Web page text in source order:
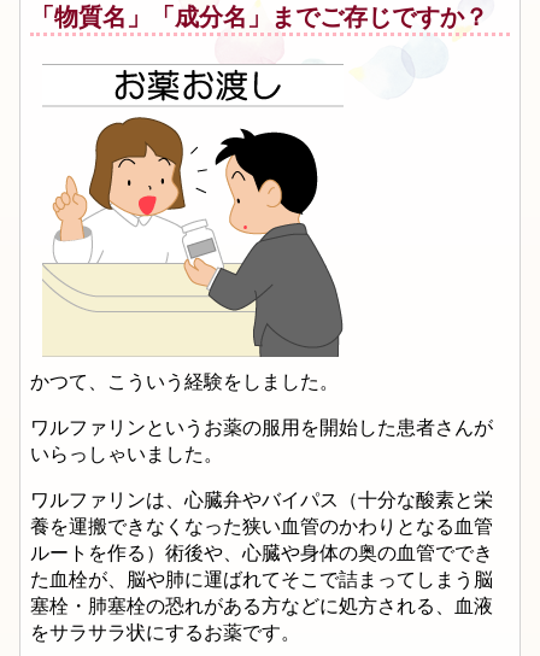
「物質名」「成分名」までご存じですか？
かつて、こういう経験をしました。
ワルファリンというお薬の服用を開始した患者さんが
いらっしゃいました。
ワルファリンは、心臓弁やバイパス（十分な酸素と栄
養を運搬できなくなった狭い血管のかわりとなる血管
ルートを作る）術後や、心臓や身体の奥の血管ででき
た血栓が、脳や肺に運ばれてそこで詰まってしまう脳
塞栓・肺塞栓の恐れがある方などに処方される、血液
をサラサラ状にするお薬です。